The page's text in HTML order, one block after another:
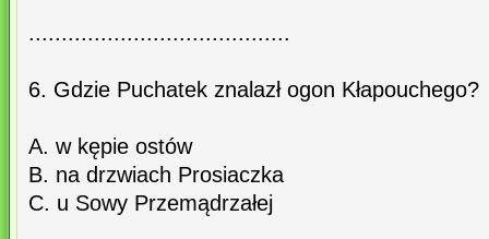
........................................
6. Gdzie Puchatek znalazł ogon Kłapouchego?
A. w kępie ostów
B. na drzwiach Prosiaczka
C. u Sowy Przemądrzałej